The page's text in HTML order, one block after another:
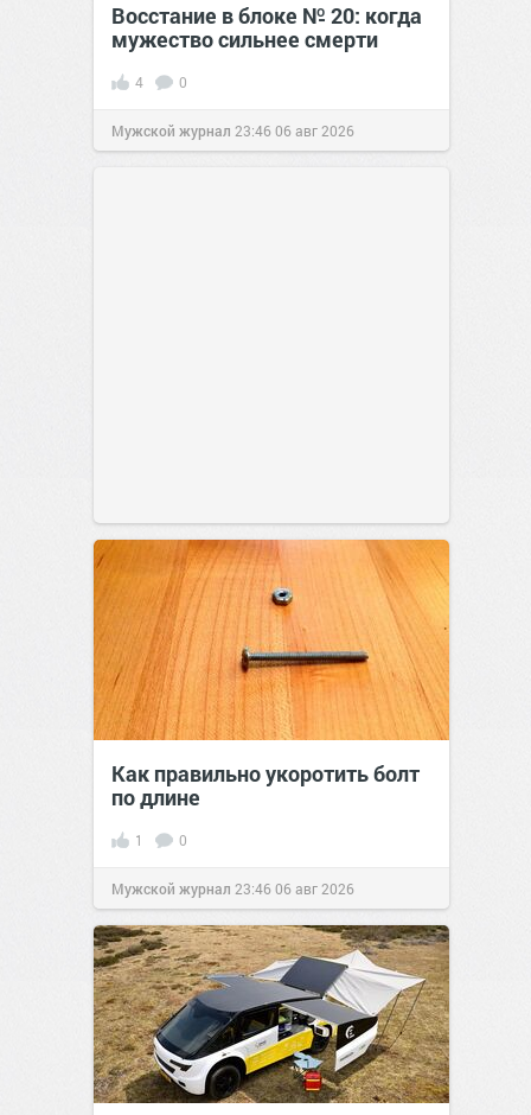
Восстание в блоке № 20: когда
мужество сильнее смерти
4 0
Мужской журнал 23:4606 авг 2026
Как правильно укоротить болт
по длине
1 0
Мужской журнал 23:4606 авг 2026